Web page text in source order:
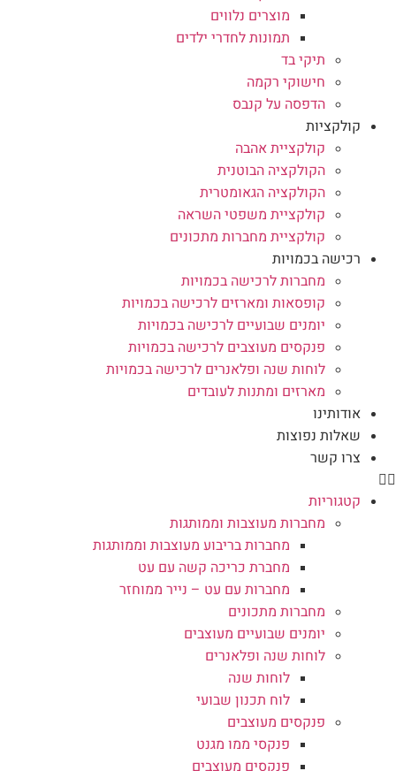
מוצרים נלווים
תמונות לחדרי ילדים
תיקי בד
חישוקי רקמה
הדפסה על קנבס
קולקציות
קולקציית אהבה
הקולקציה הבוטנית
הקולקציה הגאומטרית
קולקציית משפטי השראה
קולקציית מחברות מתכונים
רכישה בכמויות
מחברות לרכישה בכמויות
קופסאות ומארזים לרכישה בכמויות
יומנים שבועיים לרכישה בכמויות
פנקסים מעוצבים לרכישה בכמויות
לוחות שנה ופלאנרים לרכישה בכמויות
מארזים ומתנות לעובדים
אודותינו
שאלות נפוצות
צרו קשר
קטגוריות
מחברות מעוצבות וממותגות
מחברות בריבוע מעוצבות וממותגות
מחברת כריכה קשה עם עט
מחברות עם עט – נייר ממוחזר
מחברות מתכונים
יומנים שבועיים מעוצבים
לוחות שנה ופלאנרים
לוחות שנה
לוח תכנון שבועי
פנקסים מעוצבים
פנקסי ממו מגנט
פנקסים מעוצבים